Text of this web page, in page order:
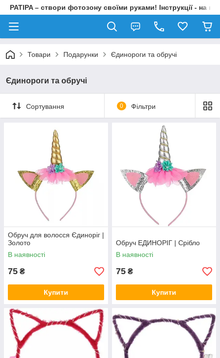
PATIPA – створи фотозону своїми руками! Інструкції - на
Товари Подарунки Єдинороги та обручі
Єдинороги та обручі
Сортування 0 Фільтри
Обруч для волосся Єдиноріг |
Золото
В наявності
75 ₴
Купити
Обруч ЕДИНОРІГ | Срібло
В наявності
75 ₴
Купити